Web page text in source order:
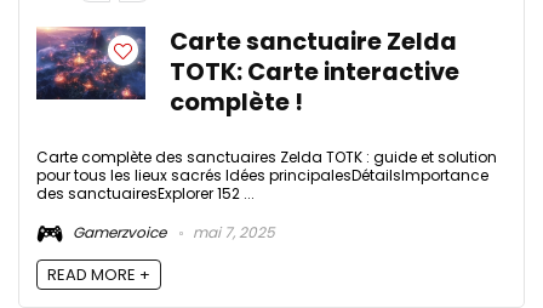
Carte sanctuaire Zelda
TOTK: Carte interactive
complète !
Carte complète des sanctuaires Zelda TOTK : guide et solution
pour tous les lieux sacrés Idées principalesDétailsImportance
des sanctuairesExplorer 152 ...
Gamerzvoice
mai 7, 2025
READ MORE +